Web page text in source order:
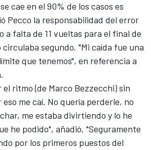
cae en el 90% de los casos es
Pecco la responsabilidad del error
a falta de 11 vueltas para el final de
segundo. "Mi caída fue una
que tenemos", en referencia a
ritmo (de Marco Bezzecchi) sin
me caí. No quería perderle, no
me estaba divirtiendo y lo he
he podido", añadió. "Seguramente
por los primeros puestos del